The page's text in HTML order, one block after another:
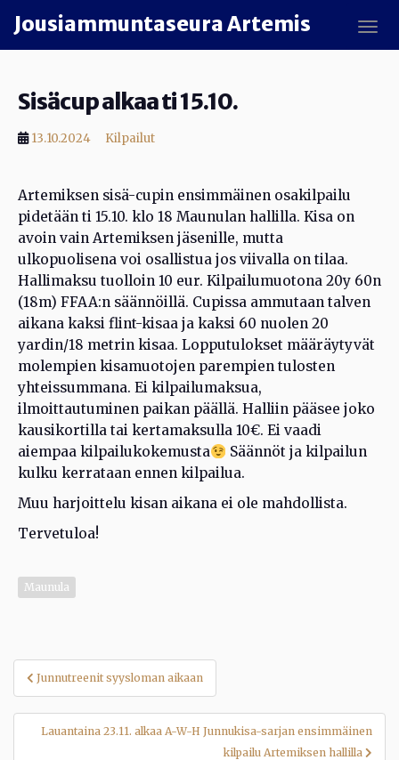
Jousiammuntaseura Artemis
Sisäcup alkaa ti 15.10.
13.10.2024 Kilpailut
Artemiksen sisä-cupin ensimmäinen osakilpailu
pidetään ti 15.10. klo 18 Maunulan hallilla. Kisa on
avoin vain Artemiksen jäsenille, mutta
ulkopuolisena voi osallistua jos viivalla on tilaa.
Hallimaksu tuolloin 10 eur. Kilpailumuotona 20y 60n
(18m) FFAA:n säännöillä. Cupissa ammutaan talven
aikana kaksi flint-kisaa ja kaksi 60 nuolen 20
yardin/18 metrin kisaa. Lopputulokset määräytyvät
molempien kisamuotojen parempien tulosten
yhteissummana. Ei kilpailumaksua,
ilmoittautuminen paikan päällä. Halliin pääsee joko
kausikortilla tai kertamaksulla 10€. Ei vaadi
aiempaa kilpailukokemusta
Säännöt ja kilpailun
kulku kerrataan ennen kilpailua.
Muu harjoittelu kisan aikana ei ole mahdollista.
Tervetuloa!
Maunula
Artikkelien
selaus
Junnutreenit syysloman aikaan
Lauantaina 23.11. alkaa A-W-H Junnukisa-sarjan ensimmäinen
kilpailu Artemiksen hallilla